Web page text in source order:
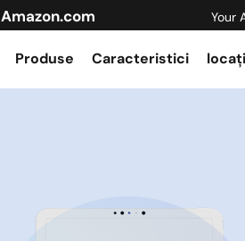
Amazon.com Your
Produse Caracteristici